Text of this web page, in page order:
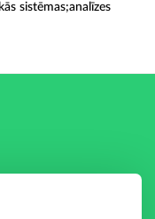
sistēmas;analīzes